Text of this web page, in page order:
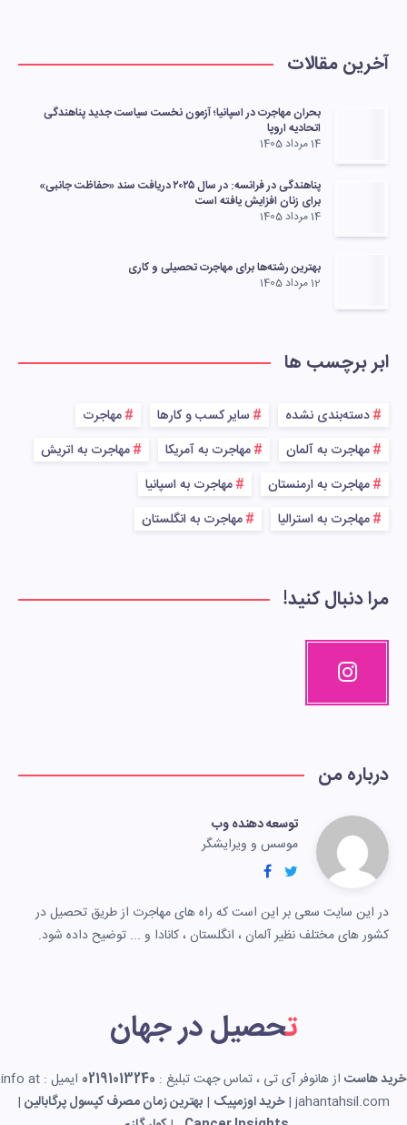
آخرین مقالات
بحران مهاجرت در اسپانیا؛ آزمون نخست سیاست جدید پناهندگی
اتحادیه اروپا
14 مرداد 1405
پناهندگی در فرانسه: در سال ۲۰۲۵ دریافت سند «حفاظت جانبی»
برای زنان افزایش یافته است
14 مرداد 1405
بهترین رشته‌ها برای مهاجرت تحصیلی و کاری
12 مرداد 1405
ابر برچسب ها
دسته‌بندی نشده سایر کسب و کارها
مهاجرت
مهاجرت به آلمان
مهاجرت به آمریکا
مهاجرت به اتریش
مهاجرت به ارمنستان
مهاجرت به اسپانیا
مهاجرت به استرالیا
مهاجرت به انگلستان
مرا دنبال کنید!
درباره من
توسعه دهنده وب
موسس و ویرایشگر
در این سایت سعی بر این است که راه های مهاجرت از طریق تحصیل در
کشور های مختلف نظیر آلمان ، انگلستان ، کانادا و ... توضیح داده شود.
تحصیل در جهان
خرید هاست از هانوفر آی تی ، تماس جهت تبلیغ : 02191013240
ایمیل : info at
jahantahsil.com | خرید اوزمپیک | بهترین زمان مصرف کپسول پرگابالین |